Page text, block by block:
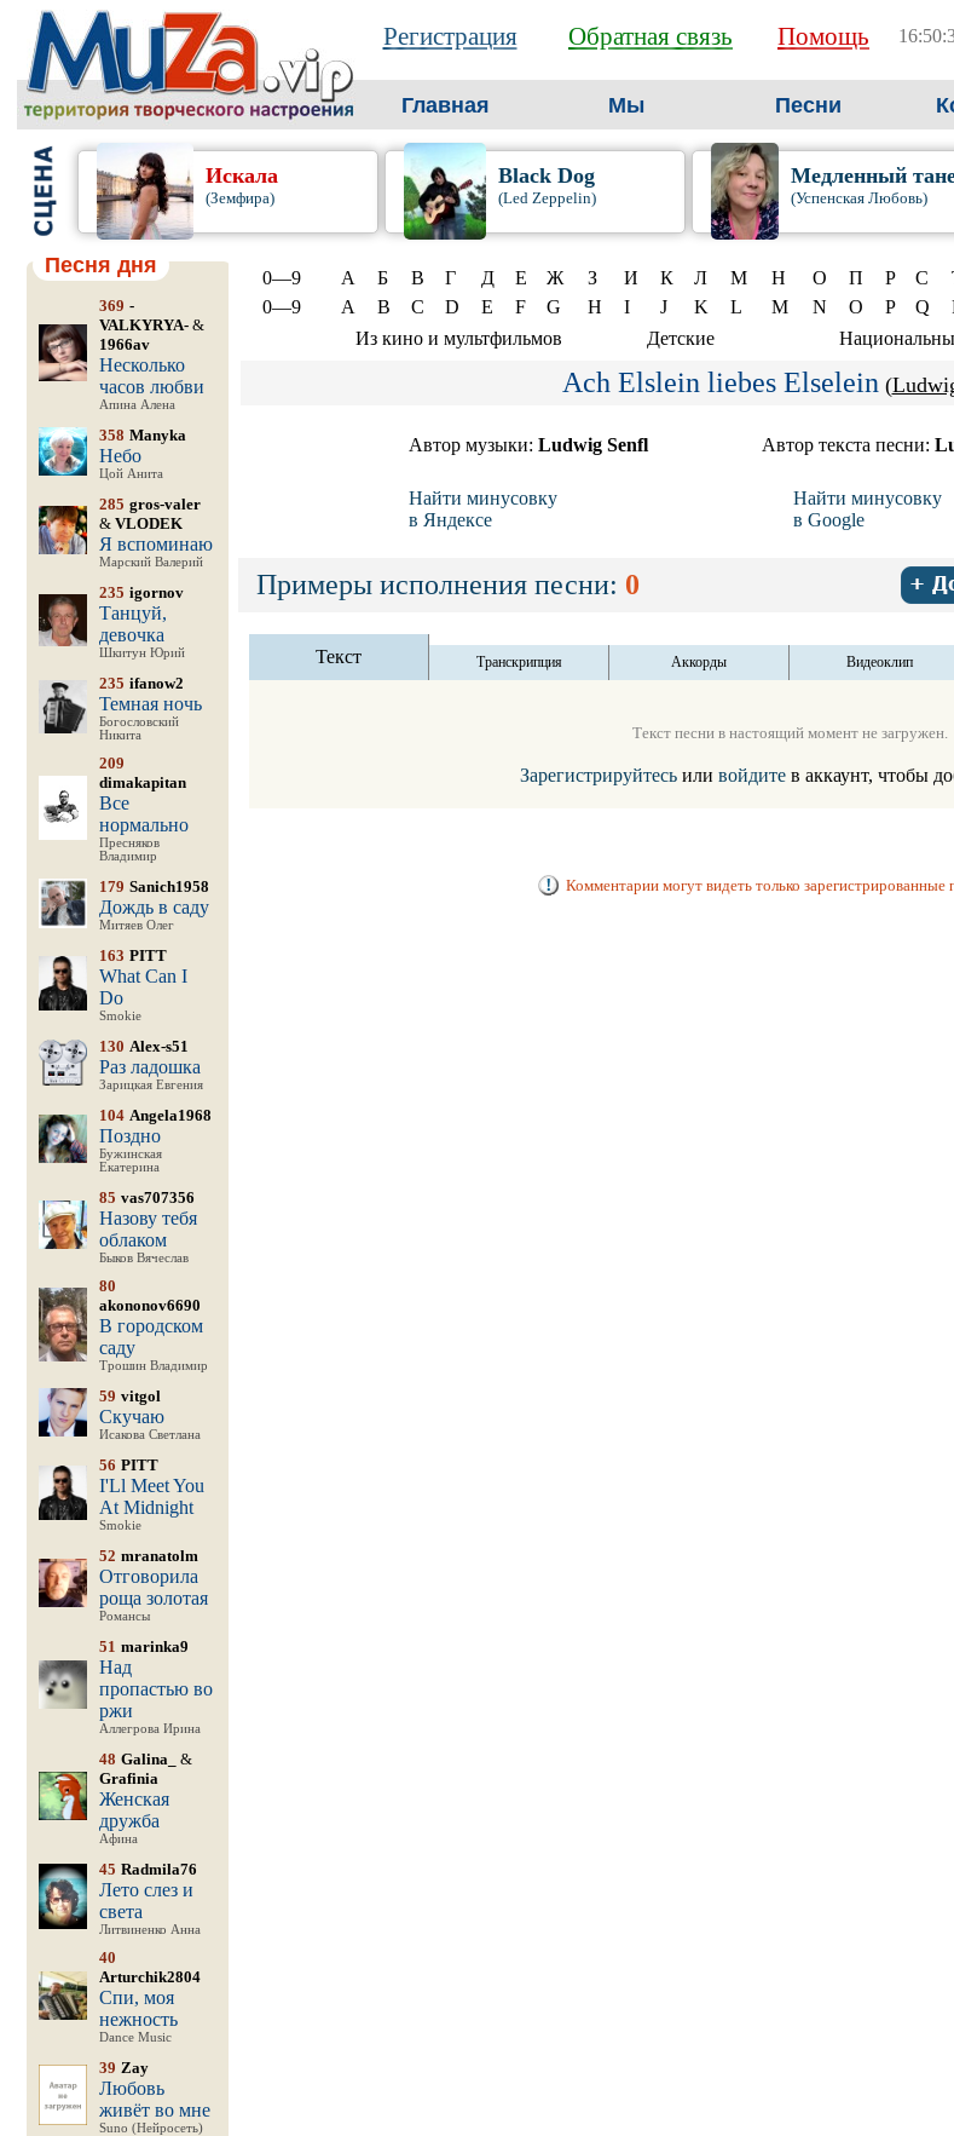
Регистрация Обратная связь Помощь
Главная Мы Песни
Искала
(Земфира)
Black Dog
(Led Zeppelin)
Медленный
(Успенская Любовь)
Песня дня
369 -
VALKYRYA-&
1966av
Несколько
часов любви
Апина Алена
358 Manyka
Небо
Цой Анита
285 gros-valer
& VLODEK
Я вспоминаю
Марский Валерий
235 igornov
Танцуй,
девочка
Шкитун Юрий
235 ifanow2
Темная ночь
Богословский
Никита
209
dimakapitan
Все
нормально
Пресняков
Владимир
179 Sanich1958
Дождь в саду
Митяев Олег
163 PITT
What Can I
Do
Smokie
130 Alex-s51
Раз ладошка
Зарицкая Евгения
104 Angela1968
Поздно
Бужинская
Екатерина
85 vas707356
Назову тебя
облаком
Быков Вячеслав
80
akononov6690
В городском
саду
Трошин Владимир
59 vitgol
Скучаю
Исакова Светлана
56 PITT
I'Ll Meet You
At Midnight
Smokie
52 mranatolm
Отговорила
роща золотая
Романсы
51 marinka9
Над
пропастью во
ржи
Аллегрова Ирина
48 Galina_
&
Grafinia
Женская
дружба
Афина
45 Radmila76
Лето слез и
света
Литвиненко Анна
40
Arturchik2804
Спи, моя
нежность
Dance Music
39 Zay
Любовь
живёт во мне
Suno (Нейросеть)
0—9 А Б В Г Д Е Ж З И К Л М Н О П Р С
0—9
A B C D E F G H I J K L M N O P Q
Из кино и мультфильмов
Детские
Ach Elslein liebes Elselein(
Автор музыки: Ludwig Senfl Автор текста песни:
Найти минусовку
в Яндексе
Найти минусовку
в Google
Примеры исполнения песни: 0
Текст Транскрипция Аккорды Видеоклип
Текст песни в настоящий момент не загружен.
Зарегистрируйтесь или войдите в аккаунт, чтобы
Комментарии могут видеть только зарегистрированные